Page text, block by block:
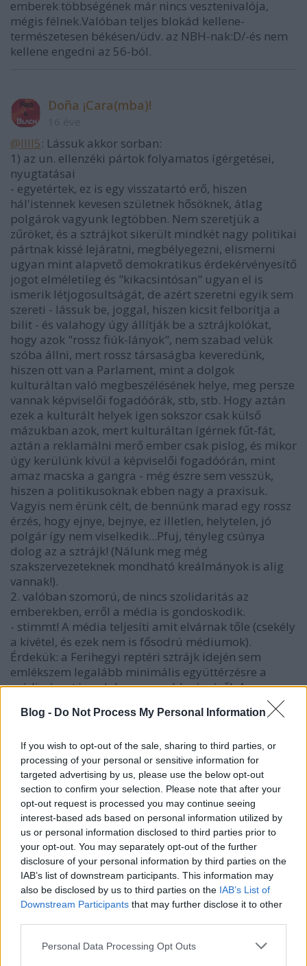
Blog - Do Not Process My Personal Information
If you wish to opt-out of the sale, sharing to third parties, or
processing of your personal or sensitive information for
targeted advertising by us, please use the below opt-out
section to confirm your selection. Please note that after your
opt-out request is processed you may continue seeing
interest-based ads based on personal information utilized by
us or personal information disclosed to third parties prior to
your opt-out. You may separately opt-out of the further
disclosure of your personal information by third parties on the
IAB’s list of downstream participants. This information may
also be disclosed by us to third parties on the IAB’s List of
Downstream Participants that may further disclose it to other
Please note that this website/app uses one or more Google
Personal Data Processing Opt Outs
emberek többségének már nincs vesztenivalója,
mégis félnek.Valóban teljes blokád kellene-
természetesen békésen/üdv. az NBH-nak:D/-és nem
kellene engedni az 56-ból.
Doña ¡Cara(mba)!
@llll5: Lássuk akkor sorban:
1) az un. ellenzéki pártok folyamatos ígérgetései,
nyugtatásai
- egyetértek, ez is egy visszatartó erő, hiszen
hál'istennek kevesen születnek hősöknek, átlag
polgárok vagyunk legtöbben. Nem szeretjük a
zűröket, és a sztrájkot sikerült mindkét nagy politikai
pártnak kissé lejáratni, megbélyegezni, elismerni
ugyan mint alapvető demokratikus érdekérvényesítő
jogot elméletileg és "kikacsintósan" ugyan el is
ismerik létjogosultságát, de azért szeretni egyik sem
szereti - lássuk be, joggal, hiszen kicsit felborítja a
bilit - és valahogy úgy állítják be a sztrájkolókat,
hogy azok "rossz fiúk-lányok", nem szabad velük
szóba állni, mert rossz társaságba keveredünk,
hiszen ott van a Parlament, mint a dolgok
kulturáltan való megbeszélésének helye, meg persze
vannak képviselői fogadóórák, stb, stb. Hogy aztán
ezek a kulturált helyek igen sokszor csak külső
mázukban azok, mert kulturáltan ígérnek fűt-fát,
aztán a reklamálni merő ember csak pislog, és mikor
úgy kerülünk kívül a képviselői fogadóórán, mint
amaz macska a gangra - még észre sem vesszük,
hiszen a politikusoknak ebben nagy a praxisuk.
Vagyis nem érünk célt, de bennünk marad egy rossz
érzés, hogy ejnye, bejnye, ez illetlen, helytelen, jó
polgár így nem viselkedik...Pfuj, tényleg csúnya
dolog az a sztrájk! (Nálunk meg még
szakszervezeteknek mondható kreálmányok is alig
vannak!).
2. valóban szomorú, de nincs szolidaritás az
emberekben, erről a média is gondoskodik.
- stimmt! A média teljesíti amit elvárnak tőle (csekély
a kivétel, és ezek nem is fősodrú médiumok).
Érdekük: a Ferihegyi reptéri sztrájk idején sem
emlékszem legalább minimális együttérzésre a
média és a társadalom nagyobb részéről. Az
gondolnak, pedig ha egy alkalmazotti alsó-közép
áttételesen is, de a kiharcolt eredmény jó precedens
a társadalom többi alkalmazotti rétegére is, esetleg
más munkaadó is megfontol egy kisebb béremelést.
Én legalábbis mindig örültem egy sikeres sztrájknak,
mert gyanítom, ez a summa olyan messze van az
elitnek kifizettet össz-bérétől, "vég nélkül való
kielégüléséről", titoktartási díjáról, ezekhez a
kifizetésekhez, a juttatásokhoz kapcsolódó vállalati
költségektől, mint talán az alföldi Makó amaz Közel-
keleti Jeruzsálemtől.
3. a fő ok a 45 év kommunizmus, ami nem múlt el
Naná, hogy nem! Hiszen még a múmiák is itt élnek
velünk, ott vannak a kormányrúdnál! Lendvai, Szili,